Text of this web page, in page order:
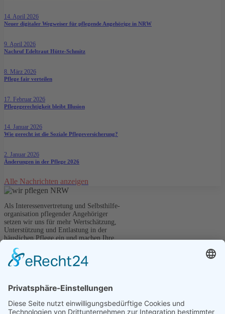
14. April 2026
Neuer digitaler Wegweiser für pflegende Angehörige in NRW
9. April 2026
Nachruf Edeltraut Hütte-Schmitz
8. März 2026
Pflege fair verteilen
17. Februar 2026
Pflegegerechtigkeit bleibt Illusion
14. Januar 2026
Wie gerecht ist die Soziale Pflegeversicherung?
2. Januar 2026
Änderungen in der Pflege 2026
Alle Nachrichten anzeigen
Als Interessenvertretung und Selbsthilfe-
organisation pflegender Angehöriger
setzen wir uns für mehr Wertschätzung,
Unterstützung und Entlastung in der
häuslichen Pflege ein und machen Ihre
Stimme in Politik und Gesellschaft hörbar.
Kontakt
Graf-Adolf-Straße 41
40210 Düsseldorf